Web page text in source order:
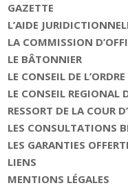
GAZETTE
L’AIDE
LA COMMISSION
LE BÂTONNIER
LE CONSEIL DE L’ORDRE
LE CONSEIL REGIONAL
RESSORT DE LA COUR
LES CONSULTATIONS
LES GARANTIES
LIENS
MENTIONS LÉGALES